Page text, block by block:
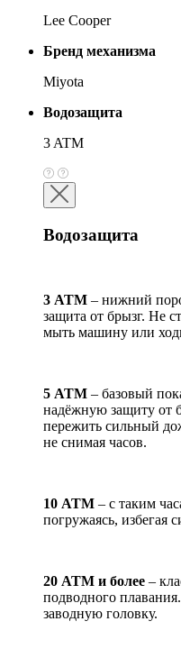
Lee Cooper
Бренд механизма
Miyota
Водозащита
3 ATM
Водозащита
3 АТМ – нижний
защита от брызг. Не
мыть машину или
5 АТМ – базовый
надёжную защиту от
пережить сильный
не снимая часов.
10 АТМ – с таким
погружаясь, избегая
20 АТМ и более –
подводного
заводную головку.